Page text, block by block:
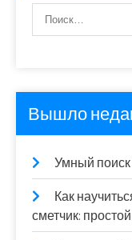
Вышло
Умный
Как
сметчик: